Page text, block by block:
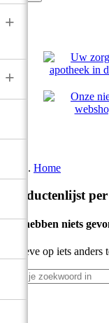
+
+
Home
Productenlijst
We hebben niets
Gelieve op iets anders